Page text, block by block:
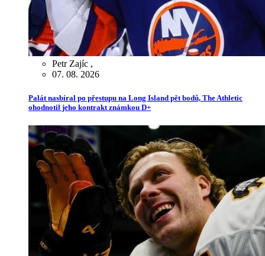
Petr Zajíc ,
07. 08. 2026
Palát nasbíral po přestupu na Long Island pět bodů, The Athletic
ohodnotil jeho kontrakt známkou D+